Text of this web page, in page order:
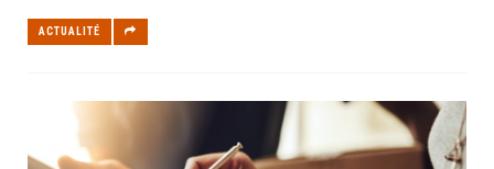
ACTUALITÉ